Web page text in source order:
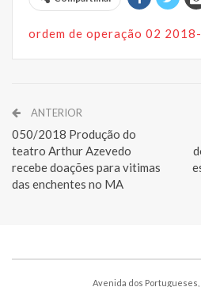
ordem de operação 02
ANTERIOR
050/2018 Produção do
teatro Arthur Azevedo
recebe doações para vitimas
das enchentes no MA
Avenida dos Portugueses,